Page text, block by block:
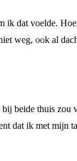
ik dat voelde.
weg, ook al
beide thuis zou
dat ik met mijn